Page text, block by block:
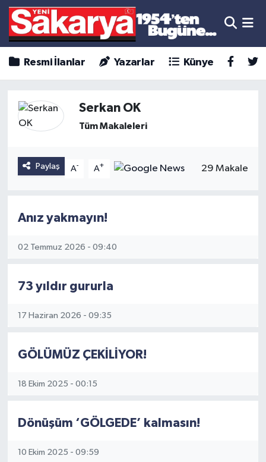
Resmi İlanlar Yazarlar Künye
Serkan OK
Tüm Makaleleri
Paylaş A- A+ 29 Makale
Anız yakmayın!
02 Temmuz 2026 - 09:40
73 yıldır gururla
17 Haziran 2026 - 09:35
GÖLÜMÜZ ÇEKİLİYOR!
18 Ekim 2025 - 00:15
Dönüşüm ‘GÖLGEDE’ kalmasın!
10 Ekim 2025 - 09:59